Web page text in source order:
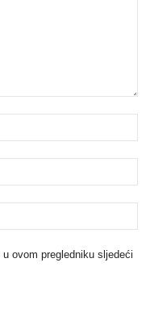
ovom pregledniku sljedeći